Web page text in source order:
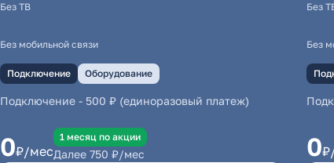
Без ТВ
Без мобильной связи
Подключение Оборудование
Подключение- 500 ₽ (единоразовый платеж)
0₽/мес
1 месяц по акции
Далее 750 ₽/мес
Без
Без
0